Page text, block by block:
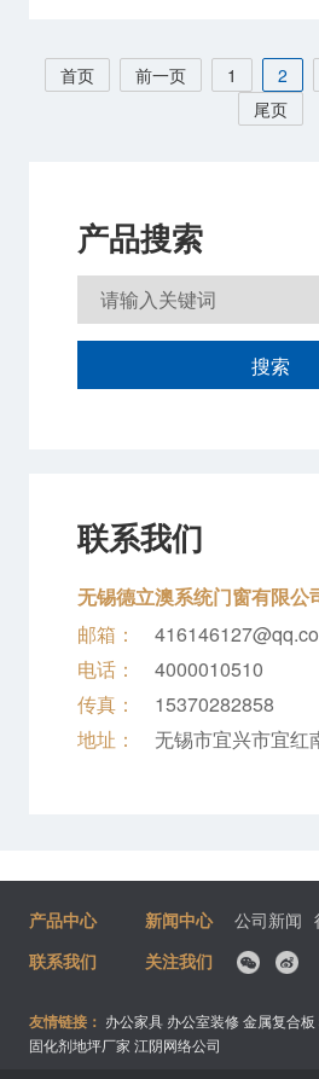
首页 前一页 1 2
尾页
产品搜索
搜索
联系我们
无锡德立澳系统门窗有限公
邮箱：
电话：
4000010510
传真：
15370282858
地址：
无锡市宜兴市宜红
产品中心 新闻中心 公司新闻
联系我们
关注我们
友情链接： 办公家具 办公室装修 金属复合板
固化剂地坪厂家 江阴网络公司